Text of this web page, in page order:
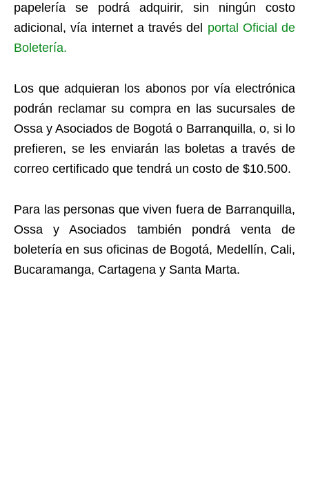
papelería se podrá adquirir, sin ningún costo
adicional, vía internet a través del portal Oficial de
Boletería.
Los que adquieran los abonos por vía electrónica
podrán reclamar su compra en las sucursales de
Ossa y Asociados de Bogotá o Barranquilla, o, si lo
prefieren, se les enviarán las boletas a través de
correo certificado que tendrá un costo de $10.500.
Para las personas que viven fuera de Barranquilla,
Ossa y Asociados también pondrá venta de
boletería en sus oficinas de Bogotá, Medellín, Cali,
Bucaramanga, Cartagena y Santa Marta.